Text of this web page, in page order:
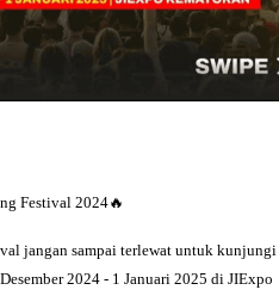
Festival 2024🔥
jangan sampai terlewat untuk kunjungi
2024 - 1 Januari 2025 di JIExpo